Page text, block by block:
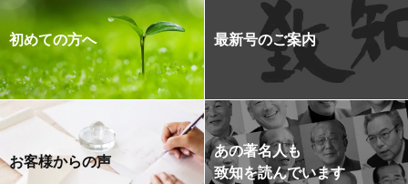
初めての方へ 最新号のご案内
お客様からの声
あの著名人も
致知を読んでいます